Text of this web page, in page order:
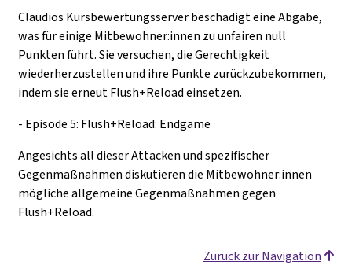
Claudios Kursbewertungsserver beschädigt eine Abgabe,
was für einige Mitbewohner:innen zu unfairen null
Punkten führt. Sie versuchen, die Gerechtigkeit
wiederherzustellen und ihre Punkte zurückzubekommen,
indem sie erneut Flush+Reload einsetzen.
- Episode 5: Flush+Reload: Endgame
Angesichts all dieser Attacken und spezifischer
Gegenmaßnahmen diskutieren die Mitbewohner:innen
mögliche allgemeine Gegenmaßnahmen gegen
Flush+Reload.
Zurück zur Navigation